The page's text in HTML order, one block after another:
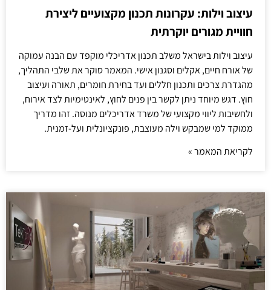
עיצוב וילות: עקרונות תכנון מקצועיים ליצירת
חוויית מגורים יוקרתית
עיצוב וילות בישראל משלב תכנון אדריכלי מוקפד עם הבנה עמוקה
של אורח חיים, אקלים וסגנון אישי. המאמר סוקר את שלבי התהליך,
מהגדרת צרכים ותכנון חללים ועד בחירת חומרים, תאורה ועיצוב
חוץ. דגש מיוחד ניתן לקשר בין פנים לחוץ, לאינטימיות לצד אירוח,
ולחשיבות ליווי מקצועי של משרד אדריכלים מנוסה. זהו מדריך
ממוקד למי שמבקש וילה מעוצבת, פונקציונלית ועל-זמנית.
לקריאת המאמר »